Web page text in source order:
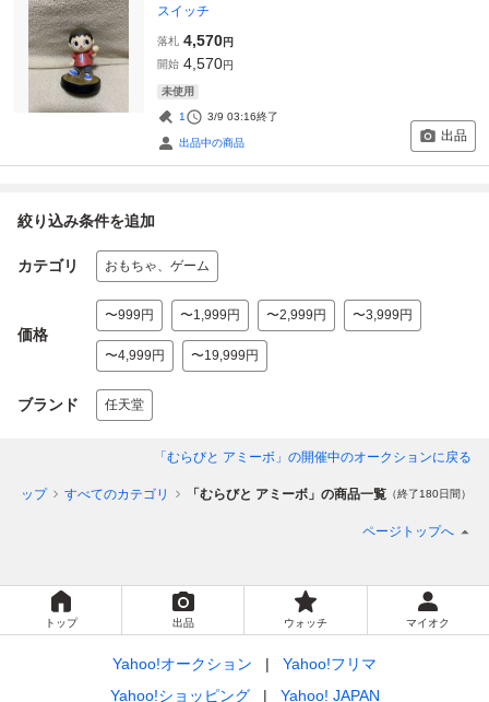
スイッチ
落札 4,570円
開始 4,570円
未使用
1 3/9 03:16終了
出品中の商品 出品
絞り込み条件を追加
カテゴリ おもちゃ、ゲーム
価格
〜999円 〜1,999円 〜2,999円 〜3,999円
〜4,999円 〜19,999円
ブランド 任天堂
「むらびと アミーボ」 の開催中のオークションに戻る
トップ すべてのカテゴリ 「むらびと アミーボ」の商品一覧 （終了180日間）
ページトップへ
トップ 出品 ウォッチ マイオク
Yahoo!オークション
Yahoo!フリマ
Yahoo!ショッピング
Yahoo! JAPAN